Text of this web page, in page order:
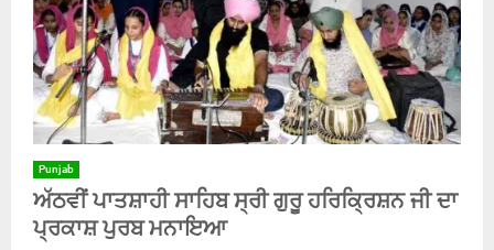
Punjab
ਅੱਠਵੀਂ ਪਾਤਸ਼ਾਹੀ ਸਾਹਿਬ ਸ੍ਰੀ ਗੁਰੂ ਹਰਿਕ੍ਰਿਸ਼ਨ ਜੀ ਦਾ
ਪ੍ਰਕਾਸ਼ ਪੁਰਬ ਮਨਾਇਆ